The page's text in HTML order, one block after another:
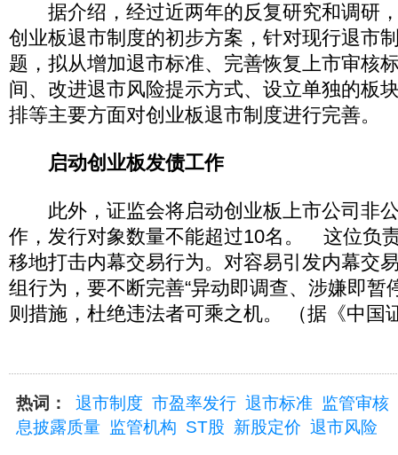
据介绍，经过近两年的反复研究和调研
创业板退市制度的初步方案，针对现行退市
题，拟从增加退市标准、完善恢复上市审核
间、改进退市风险提示方式、设立单独的板
排等主要方面对创业板退市制度进行完善。
启动创业板发债工作
此外，证监会将启动创业板上市公司非
作，发行对象数量不能超过10名。 这位负
移地打击内幕交易行为。对容易引发内幕交
组行为，要不断完善“异动即调查、涉嫌即暂
则措施，杜绝违法者可乘之机。 （据《中国
热词： 退市制度 市盈率发行 退市标准 监管审核
息披露质量 监管机构 ST股 新股定价 退市风险